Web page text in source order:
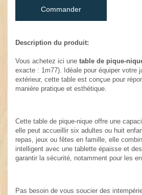
Commander
Description du produit:
Vous achetez ici une table de pique-
exacte : 1m77). Idéale pour équiper votre
extérieur, cette table est conçue pour
manière pratique et esthétique.
Cette table de pique-nique offre une
elle peut accueillir six adultes ou huit
repas, jeux ou fêtes en famille, elle
intelligent avec une tablette épaisse et
garantir la sécurité, notamment pour les
Pas besoin de vous soucier des